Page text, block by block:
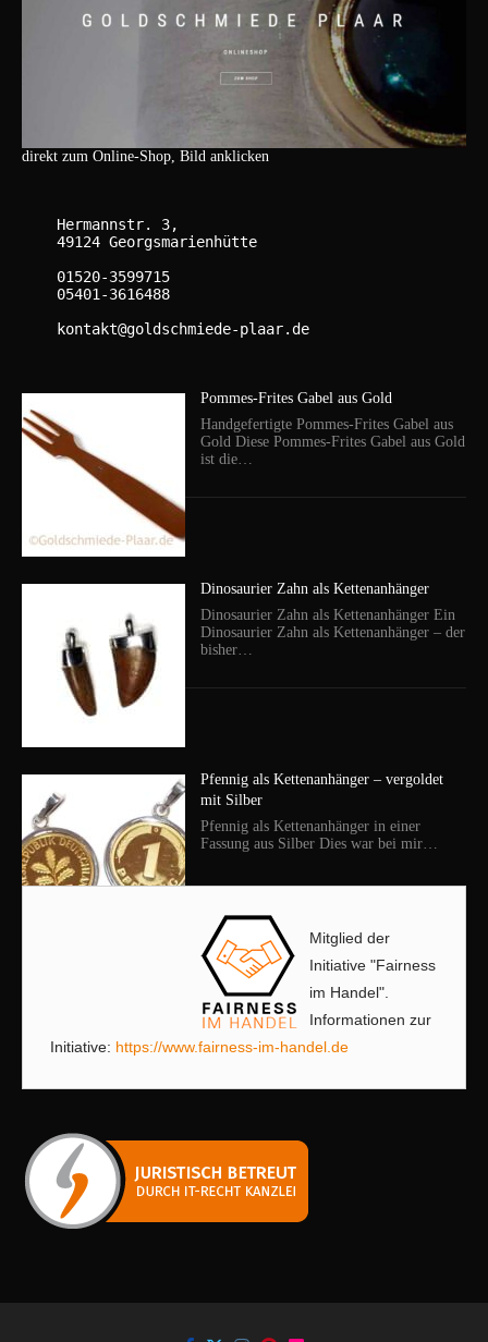
direkt zum Online-Shop, Bild anklicken
Pommes-Frites Gabel aus Gold
Handgefertigte Pommes-Frites Gabel aus
Gold Diese Pommes-Frites Gabel aus Gold
ist die…
Dinosaurier Zahn als Kettenanhänger
Dinosaurier Zahn als Kettenanhänger Ein
Dinosaurier Zahn als Kettenanhänger – der
bisher…
Pfennig als Kettenanhänger – vergoldet
mit Silber
Pfennig als Kettenanhänger in einer
Fassung aus Silber Dies war bei mir…
Mitglied der
Initiative "Fairness
im Handel".
Informationen zur
Initiative: https://www.fairness-im-handel.de